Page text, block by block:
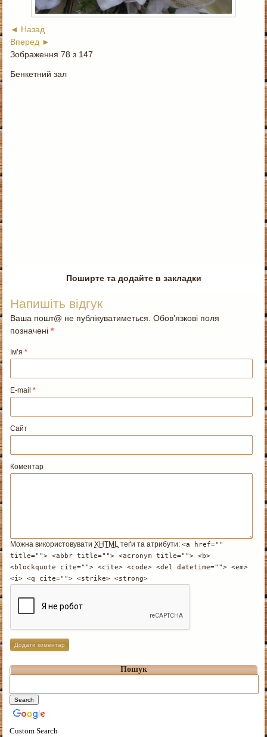
◄ Назад
Вперед ►
Зображення 78 з 147
Бенкетний зал
Поширте та додайте в закладки
Напишіть відгук
Ваша пошт@ не публікуватиметься. Обов’язкові поля
позначені*
Ім’я*
E-mail*
Сайт
Коментар
Можна використовуватиXHTML теґи та атрибути:<a href=""
title=""> <abbr title=""> <acronym title=""> <b>
<blockquote cite=""> <cite> <code> <del datetime=""> <em>
<i> <q cite=""> <strike> <strong>
Пошук
Custom Search